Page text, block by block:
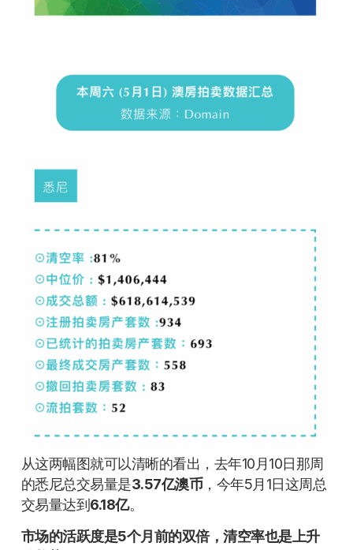
从这两幅图就可以清晰的看出，去年10月10日那周
的悉尼总交易量是3.57亿澳币，今年5月1日这周总
交易量达到6.18亿。
市场的活跃度是5个月前的双倍，清空率也是上升